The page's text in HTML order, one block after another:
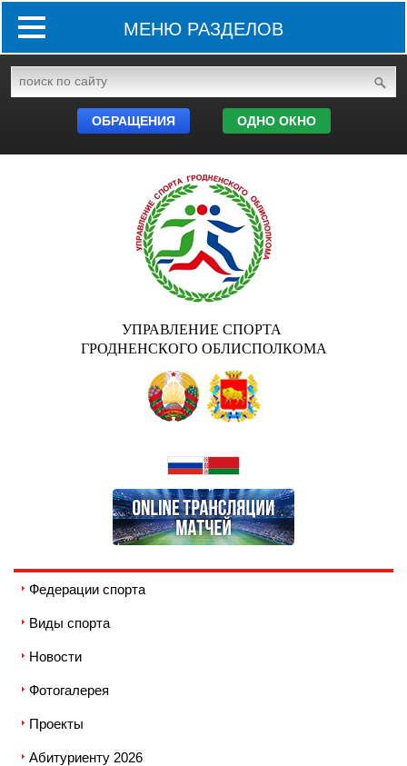
МЕНЮ РАЗДЕЛОВ
ОБРАЩЕНИЯ ОДНО ОКНО
УПРАВЛЕНИЕ СПОРТА
ГРОДНЕНСКОГО ОБЛИСПОЛКОМА
Федерации спорта
Виды спорта
Новости
Фотогалерея
Проекты
Абитуриенту 2026